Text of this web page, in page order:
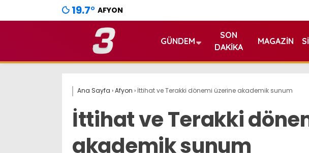
19.7° AFYON
GÜNDEM
SON
DAKIKA
MAGAZIN
Ana Sayfa ›Afyon › İttihat ve Terakki dönemi üzerine akademik sunum
İttihat ve Terakki
akademik sunum